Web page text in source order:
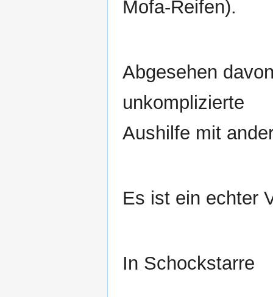
Mofa-Reifen).
Abgesehen
unkomplizierte
Aushilfe mit
Es ist ein echter
In Schockstarre